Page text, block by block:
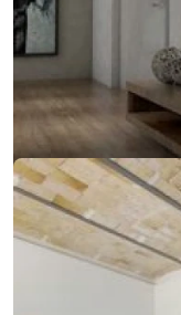
Jednoduchý
Jednoduchý dizajn,